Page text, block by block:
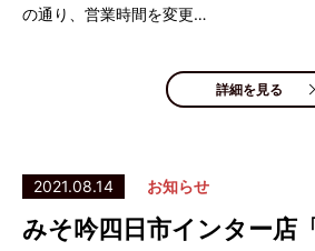
の通り、営業時間を変更…
詳細を見る
2021.08.14 お知らせ
みそ吟四日市インター店